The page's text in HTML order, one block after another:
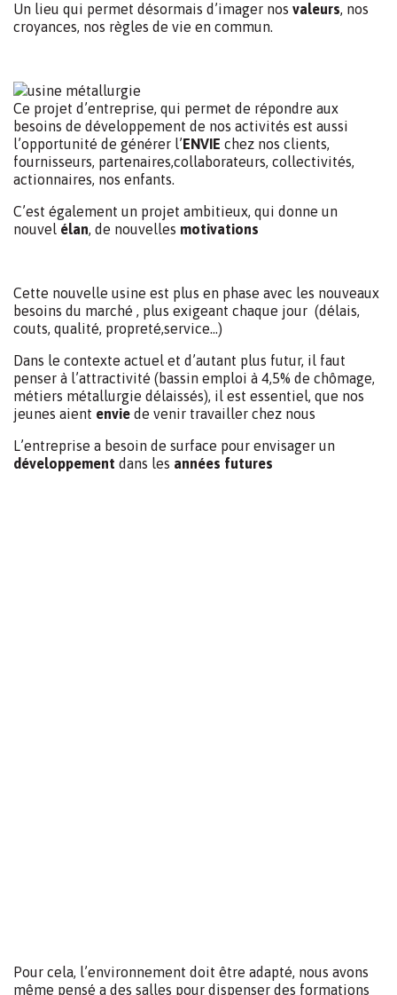
Un lieu qui permet désormais d’imager nos valeurs, nos
croyances, nos règles de vie en commun.
Ce projet d’entreprise, qui permet de répondre aux
besoins de développement de nos activités est aussi
l’opportunité de générer l’ENVIE chez nos clients,
fournisseurs, partenaires,collaborateurs, collectivités,
actionnaires, nos enfants.
C’est également un projet ambitieux, qui donne un
nouvel élan, de nouvelles motivations
Cette nouvelle usine est plus en phase avec les nouveaux
besoins du marché , plus exigeant chaque jour (délais,
couts, qualité, propreté,service…)
Dans le contexte actuel et d’autant plus futur, il faut
penser à l’attractivité (bassin emploi à 4,5% de chômage,
métiers métallurgie délaissés), il est essentiel, que nos
jeunes aient envie de venir travailler chez nous
L’entreprise a besoin de surface pour envisager un
développement dans les années futures
Mais pourquoi une telle